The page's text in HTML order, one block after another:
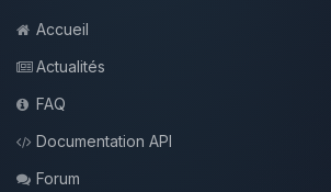
Accueil
Actualités
FAQ
Documentation API
Forum